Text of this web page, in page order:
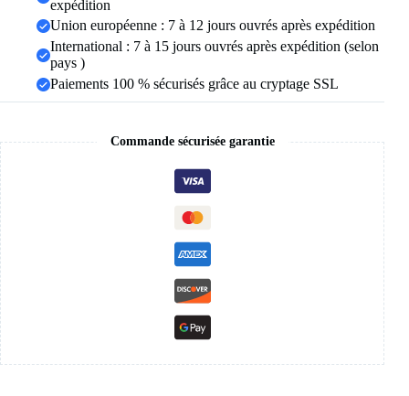
expédition
Union européenne : 7 à 12 jours ouvrés après expédition
International : 7 à 15 jours ouvrés après expédition (selon
pays )
Paiements 100 % sécurisés grâce au cryptage SSL
Commande sécurisée garantie